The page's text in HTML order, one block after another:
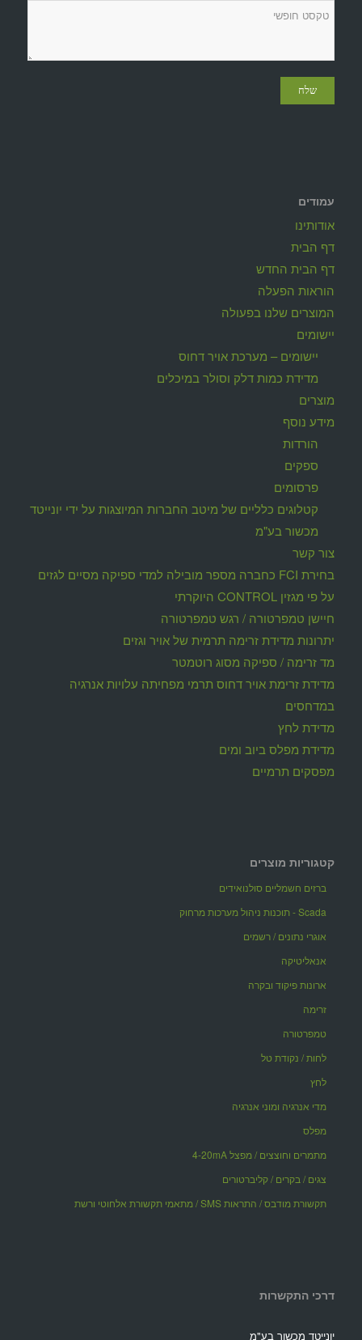
עמודים
אודותינו
דף הבית
דף הבית החדש
הוראות הפעלה
המוצרים שלנו בפעולה
יישומים
יישומים – מערכת אויר דחוס
מדידת כמות דלק וסולר במיכלים
מוצרים
מידע נוסף
הורדות
ספקים
פרסומים
קטלוגים כלליים של מיטב החברות המיוצגות על ידי יונייטד
מכשור בע"מ
צור קשר
בחירת FCI כחברה מספר מובילה למדי ספיקה מסיים לגזים
על פי מגזין CONTROL היוקרתי
חיישן טמפרטורה / רגש טמפרטורה
יתרונות מדידת זרימה תרמית של אויר וגזים
מד זרימה / ספיקה מסוג רוטמטר
מדידת זרימת אויר דחוס תרמי מפחיתה עלויות אנרגיה
במדחסים
מדידת לחץ
מדידת מפלס ביוב ומים
מפסקים תרמיים
קטגוריות מוצרים
ברזים חשמליים סולנואידים
Scada - תוכנות ניהול מערכות מרחוק
אוגרי נתונים / רשמים
אנאליטיקה
ארונות פיקוד ובקרה
זרימה
טמפרטורה
לחות / נקודת טל
לחץ
מדי אנרגיה ומוני אנרגיה
מפלס
מתמרים וחוצצים / מפצל 4-20mA
צגים / בקרים / קליברטורים
תקשורת מודבס / התראות SMS / מתאמי תקשורת אלחוטי ורשת
דרכי התקשרות
יונייטד מכשור בע"מ